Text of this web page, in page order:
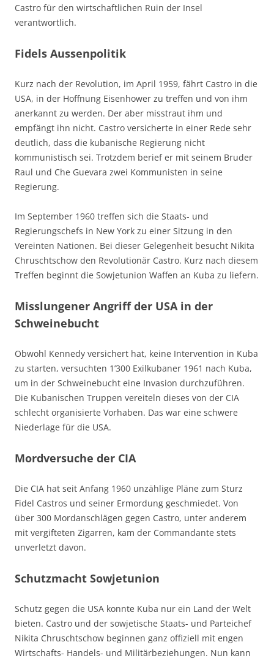
Castro für den wirtschaftlichen Ruin der Insel
verantwortlich.
Fidels Aussenpolitik
Kurz nach der Revolution, im April 1959, fährt Castro in die
USA, in der Hoffnung Eisenhower zu treffen und von ihm
anerkannt zu werden. Der aber misstraut ihm und
empfängt ihn nicht. Castro versicherte in einer Rede sehr
deutlich, dass die kubanische Regierung nicht
kommunistisch sei. Trotzdem berief er mit seinem Bruder
Raul und Che Guevara zwei Kommunisten in seine
Regierung.
Im September 1960 treffen sich die Staats- und
Regierungschefs in New York zu einer Sitzung in den
Vereinten Nationen. Bei dieser Gelegenheit besucht Nikita
Chruschtschow den Revolutionär Castro. Kurz nach diesem
Treffen beginnt die Sowjetunion Waffen an Kuba zu liefern.
Misslungener Angriff der USA in der
Schweinebucht
Obwohl Kennedy versichert hat, keine Intervention in Kuba
zu starten, versuchten 1’300 Exilkubaner 1961 nach Kuba,
um in der Schweinebucht eine Invasion durchzuführen.
Die Kubanischen Truppen vereiteln dieses von der CIA
schlecht organisierte Vorhaben. Das war eine schwere
Niederlage für die USA.
Mordversuche der CIA
Die CIA hat seit Anfang 1960 unzählige Pläne zum Sturz
Fidel Castros und seiner Ermordung geschmiedet. Von
über 300 Mordanschlägen gegen Castro, unter anderem
mit vergifteten Zigarren, kam der Commandante stets
unverletzt davon.
Schutzmacht Sowjetunion
Schutz gegen die USA konnte Kuba nur ein Land der Welt
bieten. Castro und der sowjetische Staats- und Parteichef
Nikita Chruschtschow beginnen ganz offiziell mit engen
Wirtschafts- Handels- und Militärbeziehungen. Nun kann